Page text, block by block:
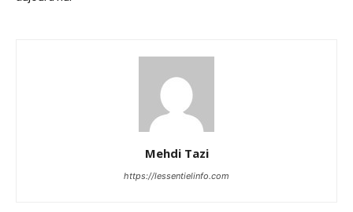
Mehdi Tazi
https://lessentielinfo.com